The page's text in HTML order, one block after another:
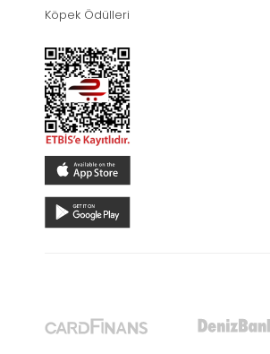
Köpek Ödülleri